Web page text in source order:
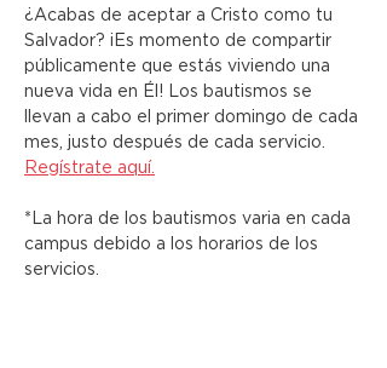
¿Acabas de aceptar a Cristo como tu
Salvador? ¡Es momento de compartir
públicamente que estás viviendo una
nueva vida en Él! Los bautismos se
llevan a cabo el primer domingo de cada
mes, justo después de cada servicio.
Regístrate aquí.
*La hora de los bautismos varia en cada
campus debido a los horarios de los
servicios.